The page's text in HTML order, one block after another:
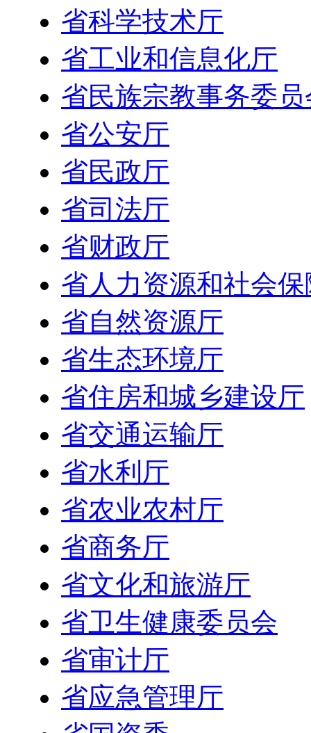
省科学技术厅
省工业和信息化厅
省民族宗教事务委员
省公安厅
省民政厅
省司法厅
省财政厅
省人力资源和社会
省自然资源厅
省生态环境厅
省住房和城乡建设厅
省交通运输厅
省水利厅
省农业农村厅
省商务厅
省文化和旅游厅
省卫生健康委员会
省审计厅
省应急管理厅